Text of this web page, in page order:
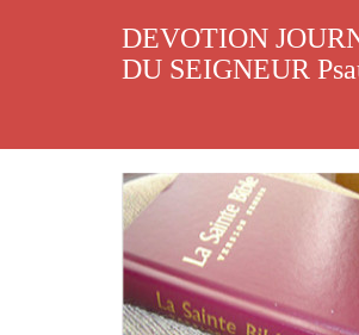
taime.mp3
http://
http://
DEVOTION
DU SEIGNEUR